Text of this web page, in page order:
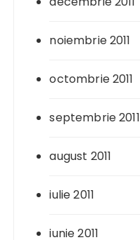
noiembrie 2011
octombrie 2011
septembrie 2011
august 2011
iulie 2011
iunie 2011